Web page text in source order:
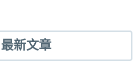
k
最新文章